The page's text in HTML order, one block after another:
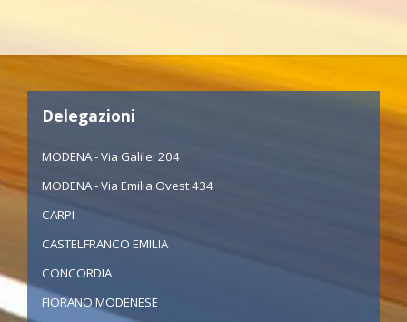
Delegazioni
MODENA - Via Galilei 204
MODENA - Via Emilia Ovest 434
CARPI
CASTELFRANCO EMILIA
CONCORDIA
FIORANO MODENESE